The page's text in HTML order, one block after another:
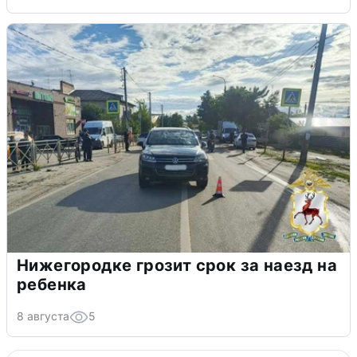
Нижегородке грозит срок за наезд на
ребенка
8 августа 5